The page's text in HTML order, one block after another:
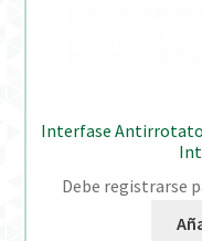
Interfase
Debe registrarse